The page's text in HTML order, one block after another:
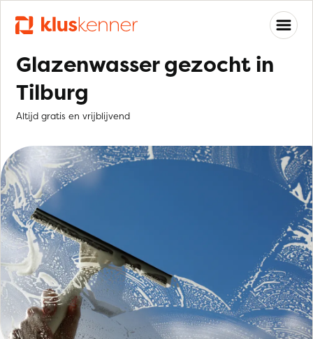
Glazenwasser gezocht in
Tilburg
Altijd gratis en vrijblijvend